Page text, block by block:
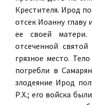
Крестителя. Ирод
отсек Иоанну главу
ее своей матери.
отсеченной
грязное место.
погребли в
злодеяние Ирод
Р.X.; его войска